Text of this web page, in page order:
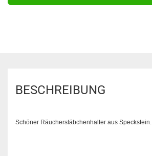
BESCHREIBUNG
Schöner Räucherstäbchenhalter aus Speckstein.